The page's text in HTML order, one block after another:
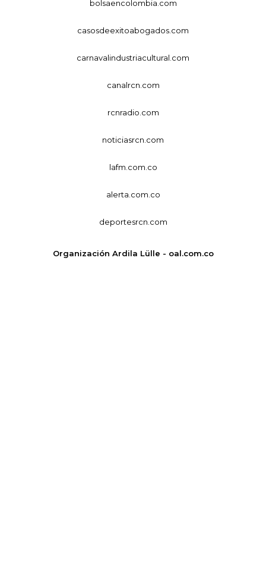
bolsaencolombia.com
casosdeexitoabogados.com
carnavalindustriacultural.com
canalrcn.com
rcnradio.com
noticiasrcn.com
lafm.com.co
alerta.com.co
deportesrcn.com
Organización Ardila Lülle - oal.com.co